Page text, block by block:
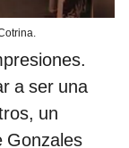
a ser una
un
Gonzales